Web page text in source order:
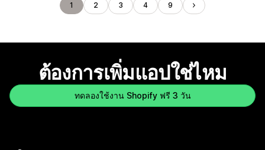
1 2 3 4 9
ต้องการเพิ่มแอปใช่ไหม
ทดลองใช้งาน Shopify ฟรี 3 วัน